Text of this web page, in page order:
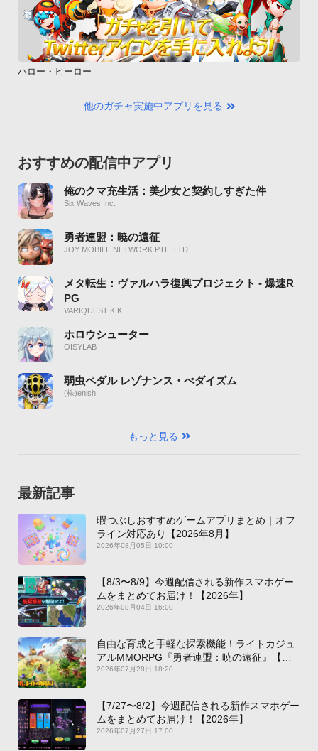
ハロー・ヒーロー
他のガチャ実施中アプリを見る
おすすめの配信中アプリ
俺のクマ充生活：美少女と契約しすぎた件
Six Waves Inc.
勇者連盟：暁の遠征
JOY MOBILE NETWORK PTE. LTD.
メタ転生：ヴァルハラ復興プロジェクト - 爆速R
PG
VARIQUEST K K
ホロウシューター
OISYLAB
弱虫ペダル レゾナンス・ぺダイズム
(株)enish
もっと見る
最新記事
暇つぶしおすすめゲームアプリまとめ｜オフ
ライン対応あり【2026年8月】
2026年08月05日 10:00
【8/3〜8/9】今週配信される新作スマホゲー
ムをまとめてお届け！【2026年】
2026年08月04日 16:00
自由な育成と手軽な探索機能！ライトカジュ
アルMMORPG『勇者連盟：暁の遠征』【最
新作PICKUP】
2026年07月28日 18:20
【7/27〜8/2】今週配信される新作スマホゲー
ムをまとめてお届け！【2026年】
2026年07月27日 17:00